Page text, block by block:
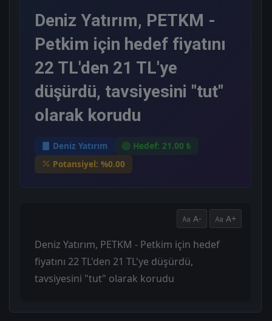
Deniz Yatırım, PETKM -
Petkim için hedef fiyatını
22 TL'den 21 TL'ye
düşürdü, tavsiyesini "tut"
olarak korudu
Deniz Yatırım
Hedef: 21.00 ₺
Potansiyel: %0.00
A- A+
Deniz Yatırım, PETKM - Petkim için hedef
fiyatını 22 TL'den 21 TL'ye düşürdü,
tavsiyesini "tut" olarak korudu